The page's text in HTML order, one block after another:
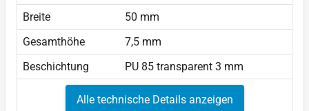
Breite
50 mm
Gesamthöhe
7,5 mm
Beschichtung
PU 85 transparent 3 mm
Alle technische Details anzeigen